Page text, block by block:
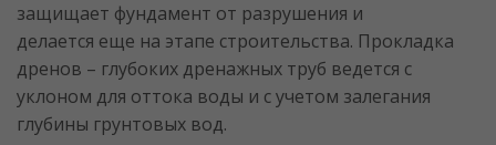
защищает фундамент от разрушения и
делается еще на этапе строительства. Прокладка
дренов – глубоких дренажных труб ведется с
уклоном для оттока воды и с учетом залегания
глубины грунтовых вод.